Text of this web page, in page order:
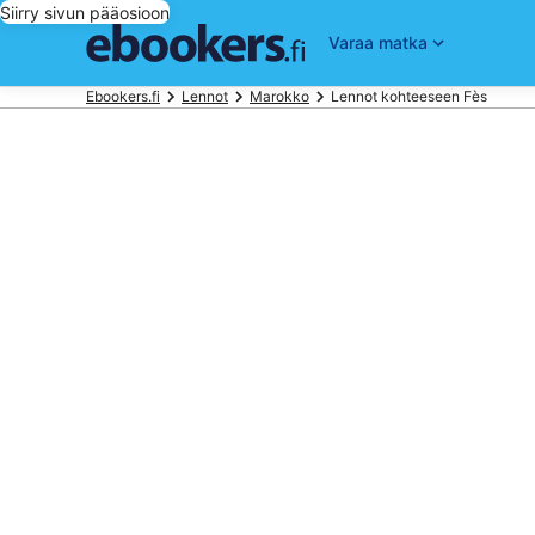
Siirry sivun pääosioon
Varaa matka
Ebookers.fi Lennot Marokko Lennot kohteeseen Fès